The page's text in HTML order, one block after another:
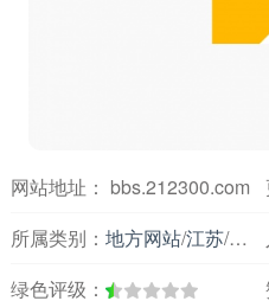
网站地址： bbs.212300.com
所属类别： 地方网站/江苏/论
绿色评级：